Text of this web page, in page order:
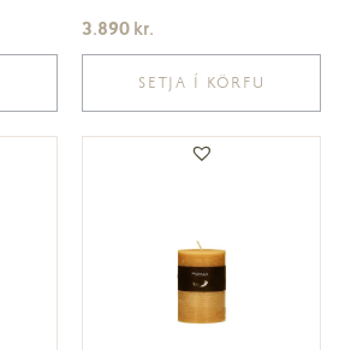
3.890 kr.
SETJA Í KÖRFU